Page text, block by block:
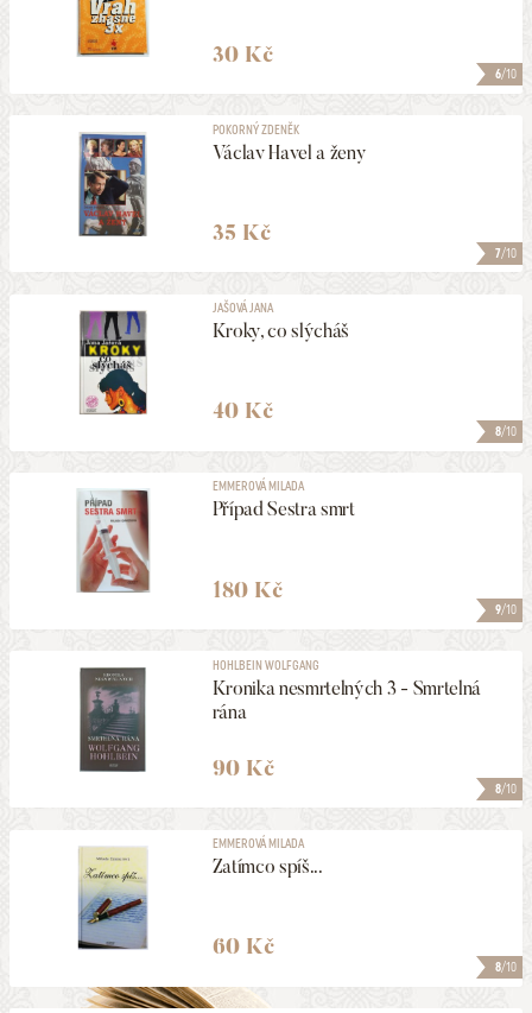
6/10
30 Kč
7/10
POKORNÝ ZDENĚK
Václav Havel a ženy
35 Kč
8/10
JAŠOVÁ JANA
Kroky, co slýcháš
40 Kč
9/10
EMMEROVÁ MILADA
Případ Sestra smrt
180 Kč
8/10
HOHLBEIN WOLFGANG
Kronika nesmrtelných 3 - Smrtelná
rána
90 Kč
8/10
EMMEROVÁ MILADA
Zatímco spíš...
60 Kč